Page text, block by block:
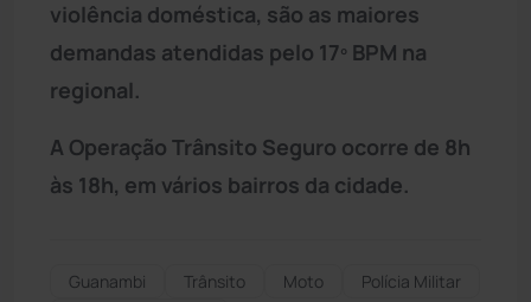
violência doméstica, são as maiores
demandas atendidas pelo 17º BPM na
regional.
A Operação Trânsito Seguro ocorre de 8h
às 18h, em vários bairros da cidade.
Guanambi Trânsito Moto
Polícia Militar